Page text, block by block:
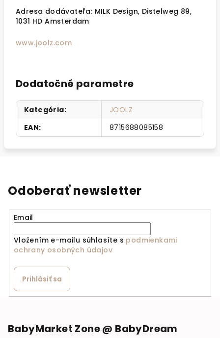
Adresa dodávateľa: MILK Design, Distelweg 89,
1031 HD Amsterdam
www.joolz.com
Dodatočné parametre
Kategória:
JOOLZ
EAN: 8715688085158
Odoberať newsletter
Email
Vložením e-mailu súhlasíte s podmienkami
ochrany osobných údajov
Prihlásiť sa
BabyMarket Zone @ BabyDream